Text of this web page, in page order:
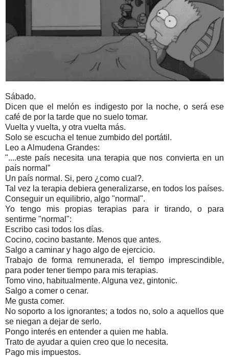
Sábado.
Dicen que el melón es indigesto por la noche, o será ese
café de por la tarde que no suelo tomar.
Vuelta y vuelta, y otra vuelta más.
Solo se escucha el tenue zumbido del portátil.
Leo a Almudena Grandes:
"....este país necesita una terapia que nos convierta en un
país normal”
Un país normal. Si, pero ¿como cual?.
Tal vez la terapia debiera generalizarse, en todos los países.
Conseguir un equilibrio, algo "normal".
Yo tengo mis propias terapias para ir tirando, o para
sentirme "normal":
Escribo casi todos los días.
Cocino, cocino bastante. Menos que antes.
Salgo a caminar y hago algo de ejercicio.
Trabajo de forma remunerada, el tiempo imprescindible,
para poder tener tiempo para mis terapias.
Tomo vino, habitualmente. Alguna vez, gintonic.
Salgo a comer o cenar.
Me gusta comer.
No soporto a los ignorantes; a todos no, solo a aquellos que
se niegan a dejar de serlo.
Pongo interés en entender a quien me habla.
Trato de ayudar a quien creo que lo necesita.
Pago mis impuestos.